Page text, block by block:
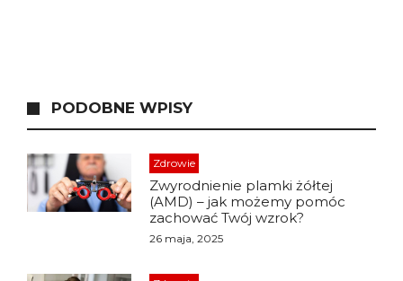
PODOBNE WPISY
Zdrowie
Zwyrodnienie plamki żółtej
(AMD) – jak możemy pomóc
zachować Twój wzrok?
26 maja, 2025